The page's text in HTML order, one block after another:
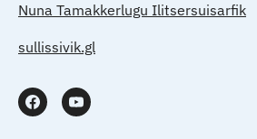
Nuna Tamakkerlugu Ilitsersuisarfik
sullissivik.gl